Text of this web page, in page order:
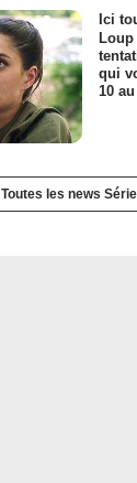
Ici
Loup
qui
10
Toutes les news